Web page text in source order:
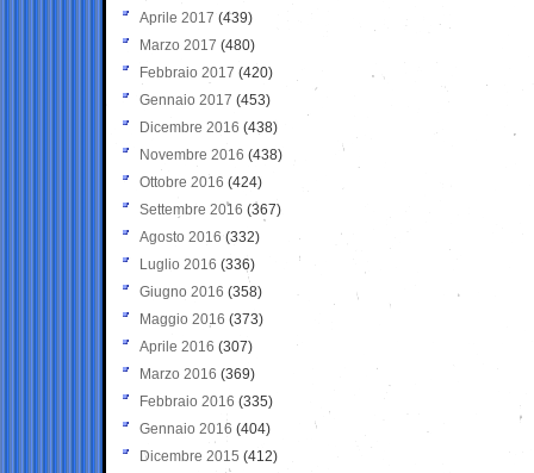
Aprile 2017 (439)
Marzo 2017 (480)
Febbraio 2017 (420)
Gennaio 2017 (453)
Dicembre 2016 (438)
Novembre 2016 (438)
Ottobre 2016 (424)
Settembre 2016 (367)
Agosto 2016 (332)
Luglio 2016 (336)
Giugno 2016 (358)
Maggio 2016 (373)
Aprile 2016 (307)
Marzo 2016 (369)
Febbraio 2016 (335)
Gennaio 2016 (404)
Dicembre 2015 (412)